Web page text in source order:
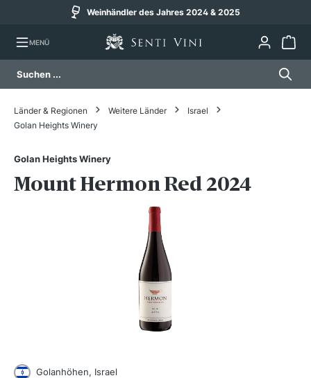
Weinhändler des Jahres 2024 & 2025
MENÜ
Bildergalerie überspringen
Länder & Regionen Weitere Länder
Israel
Golan Heights Winery
Golan Heights Winery
Mount Hermon Red 2024
Golanhöhen, Israel